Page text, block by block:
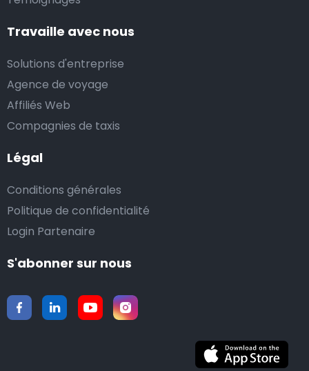
Travaille avec nous
Solutions d'entreprise
Agence de voyage
Affiliés Web
Compagnies de taxis
Légal
Conditions générales
Politique de confidentialité
Login Partenaire
S'abonner sur nous